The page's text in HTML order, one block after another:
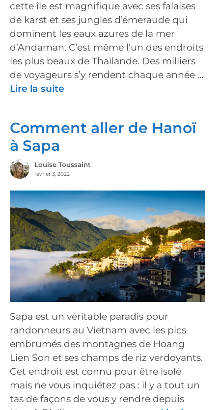
cette île est magnifique avec ses falaises
de karst et ses jungles d’émeraude qui
dominent les eaux azures de la mer
d’Andaman. C’est même l’un des endroits
les plus beaux de Thaïlande. Des milliers
de voyageurs s’y rendent chaque année …
Lire la suite
Comment aller de Hanoï
à Sapa
Louise Toussaint
février 3, 2022
Sapa est un véritable paradis pour
randonneurs au Vietnam avec les pics
embrumés des montagnes de Hoang
Lien Son et ses champs de riz verdoyants.
Cet endroit est connu pour être isolé
mais ne vous inquiétez pas : il y a tout un
tas de façons de vous y rendre depuis